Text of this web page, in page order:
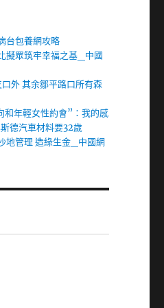
台包養網攻略
擬眾筑牢幸福之基_中國
外 其余鄒平路口所有森
和年輕女性約會”：我的感
德汽車材料要32歲
地管理 造綠生金_中國網